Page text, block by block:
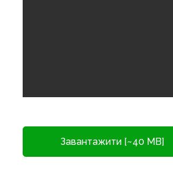
Завантажити [~40 MB]